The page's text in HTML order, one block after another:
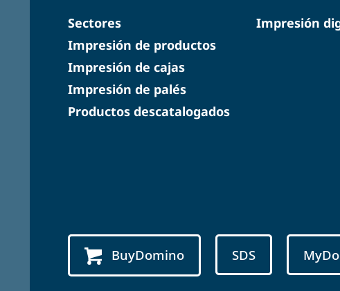
Sectores
Impresión de productos
Impresión de cajas
Impresión de palés
Productos descatalogados
Impresión
BuyDomino SDS